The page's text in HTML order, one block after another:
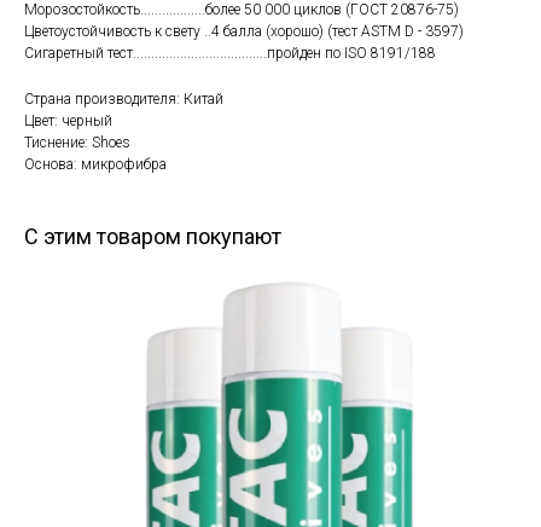
Морозостойкость..................более 50 000 циклов (ГОСТ 20876-75)
Цветоустойчивость к свету ..4 балла (хорошо) (тест ASTM D - 3597)
Сигаретный тест.....................................пройден по ISO 8191/188
Страна производителя: Китай
Цвет: черный
Тиснение: Shoes
Основа: микрофибра
С этим товаром покупают